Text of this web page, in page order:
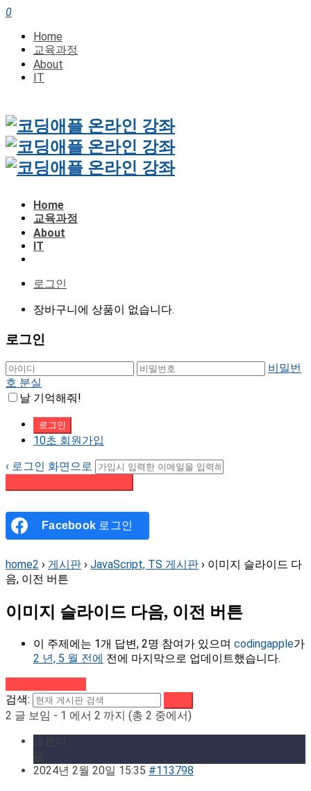
0
Home
교육과정
About
IT
Home
교육과정
About
IT
로그인
장바구니에 상품이 없습니다.
로그인
비밀번
호 분실
날 기억해줘!
10초 회원가입
‹ 로그인 화면으로
Facebook 로그인
home2 › 게시판 › JavaScript, TS 게시판 › 이미지 슬라이드 다
음, 이전 버튼
이미지 슬라이드 다음, 이전 버튼
이 주제에는 1개 답변, 2명 참여가 있으며 codingapple가
2 년, 5 월 전에 전에 마지막으로 업데이트했습니다.
검색:
2 글 보임 - 1 에서 2 까지 (총 2 중에서)
2024년 2월 20일 15:35 #113798